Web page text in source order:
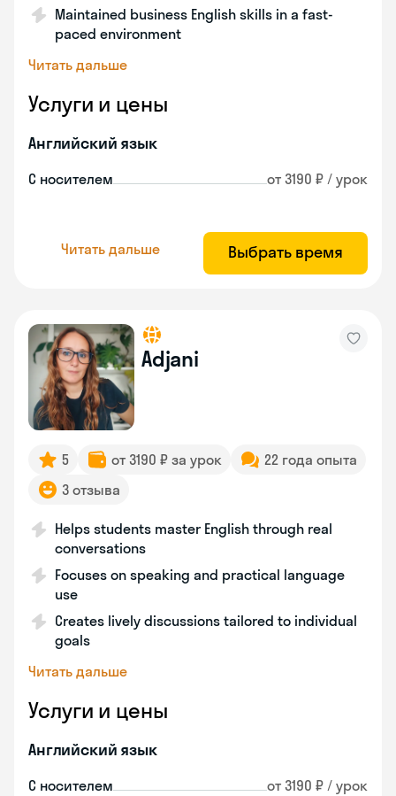
Maintained business English skills in a fast-
paced environment
Читать дальше
Услуги и цены
Английский язык
С носителем от 3190 ₽ / урок
Читать дальше Выбрать время
Adjani
5 от 3190 ₽ за урок
22 года опыта
3 отзыва
Helps students master English through real
conversations
Focuses on speaking and practical language
use
Creates lively discussions tailored to individual
goals
Читать дальше
Услуги и цены
Английский язык
С носителем от 3190 ₽ / урок